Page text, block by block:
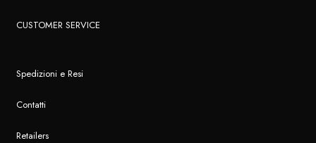
CUSTOMER SERVICE
Spedizioni e Resi
Contatti
Retailers